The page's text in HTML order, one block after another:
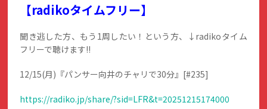
【radikoタイムフリー】
聞き逃した方、もう1周したい！という方、↓radikoタイム
フリーで聴けます!!
12/15(月)『パンサー向井のチャリで30分』[#235]
https://radiko.jp/share/?sid=LFR&t=20251215174000